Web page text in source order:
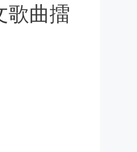
歌曲擂